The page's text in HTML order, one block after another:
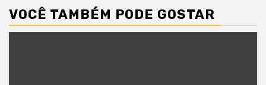
VOCÊ TAMBÉM PODE GOSTAR